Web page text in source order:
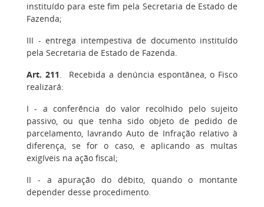
instituído para este fim pela Secretaria de Estado de
Fazenda;
III - entrega intempestiva de documento instituído
pela Secretaria de Estado de Fazenda.
Art. 211. Recebida a denúncia espontânea, o Fisco
realizará:
I- a conferência do valor recolhido pelo sujeito
passivo, ou que tenha sido objeto de pedido de
parcelamento, lavrando Auto de Infração relativo à
diferença, se for o caso, e aplicando as multas
exigíveis na ação fiscal;
II - a apuração do débito, quando o montante
depender desse procedimento.